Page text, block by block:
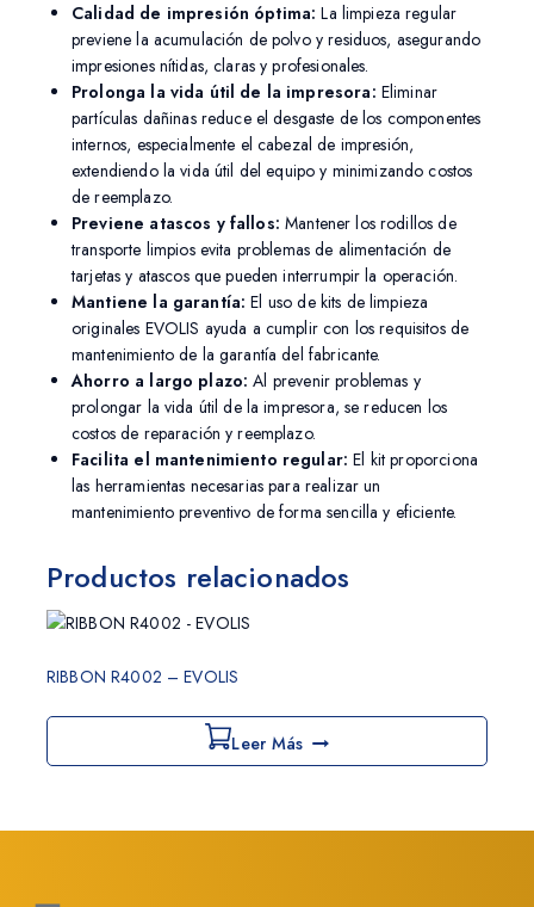
Calidad de impresión óptima: La limpieza regular
previene la acumulación de polvo y residuos, asegurando
impresiones nítidas, claras y profesionales.
Prolonga la vida útil de la impresora: Eliminar
partículas dañinas reduce el desgaste de los componentes
internos, especialmente el cabezal de impresión,
extendiendo la vida útil del equipo y minimizando costos
de reemplazo.
Previene atascos y fallos: Mantener los rodillos de
transporte limpios evita problemas de alimentación de
tarjetas y atascos que pueden interrumpir la operación.
Mantiene la garantía: El uso de kits de limpieza
originales EVOLIS ayuda a cumplir con los requisitos de
mantenimiento de la garantía del fabricante.
Ahorro a largo plazo: Al prevenir problemas y
prolongar la vida útil de la impresora, se reducen los
costos de reparación y reemplazo.
Facilita el mantenimiento regular: El kit proporciona
las herramientas necesarias para realizar un
mantenimiento preventivo de forma sencilla y eficiente.
Productos relacionados
RIBBON R4002 – EVOLIS
Leer Más